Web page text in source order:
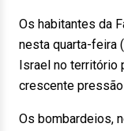
Os habitantes da
nesta quarta-feira
Israel no território
crescente
Os bombardeios,